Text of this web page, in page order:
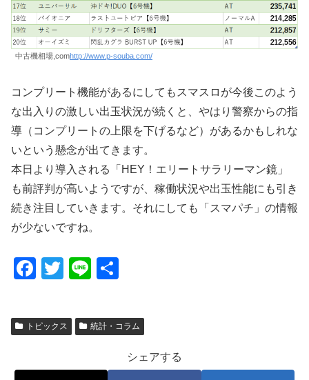
中古機相場,comhttp://www.p-souba.com/
コンプリート機能があるにしてもスマスロが今後このよう
な出入りの激しい出玉状況が続くと、やはり警察からの指
導（コンプリートの上限を下げるなど）があるかもしれな
いという懸念が出てきます。
本日より導入される「HEY！エリートサラリーマン鏡」
も前評判が高いようですが、稼働状況や出玉性能にも引き
続き注目していきます。それにしても「スマパチ」の情報
が少ないですね。
F
c
e
T
tt
er
Li
e
トピックス 統計・コラム
シェアする